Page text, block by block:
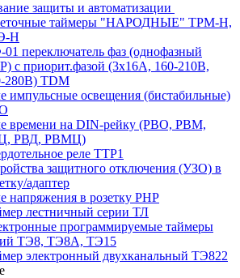
защиты и автоматизации
таймеры "НАРОДНЫЕ" ТРМ-Н,
Н
переключатель фаз (однофазный
с приорит.фазой (3х16А, 160-210В,
280В) TDM
импульсные освещения (бистабильные)
времени на DIN-рейку (РВО, РВМ,
РВД, РВМЦ)
реле ТТР1
защитного отключения (УЗО) в
адаптер
напряжения в розетку РНР
лестничный серии ТЛ
программируемые таймеры
ТЭ8, ТЭ8А, ТЭ15
электронный двухканальный ТЭ822